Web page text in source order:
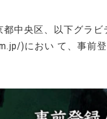
中央区、以下グラ
)におい て、事前